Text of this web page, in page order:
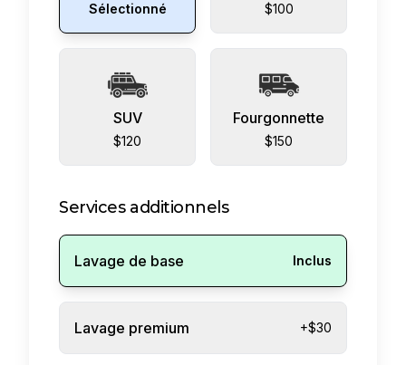
Sélectionné $100
SUV
$120
Fourgonnette
$150
Services additionnels
Lavage de base Inclus
Lavage premium +$30